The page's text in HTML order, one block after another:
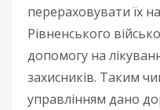
перераховувати їх
Рівненського
допомогу на
захисників. Таким
управлінням дано